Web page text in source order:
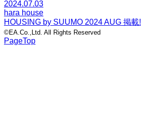
2024.07.03
hara house
HOUSING by SUUMO 2024 AUG 掲載!
©EA.Co.,Ltd. All Rights Reserved
PageTop